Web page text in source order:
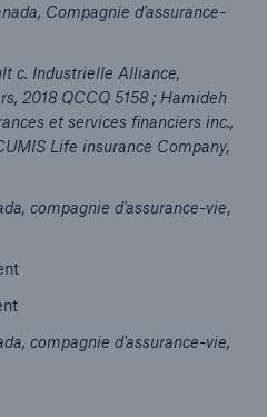
Compagnie d'assurance-
c. Industrielle Alliance,
2018 QCCQ 5158 ; Hamideh
et services financiers inc.,
Life insurance Company,
compagnie d'assurance-vie,
compagnie d'assurance-vie,